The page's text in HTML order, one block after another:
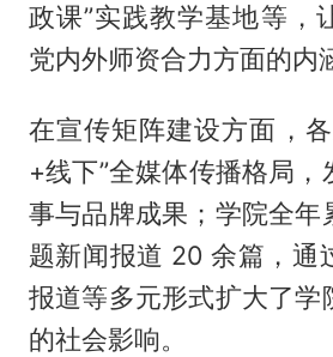
政课”实践教学基地等，
党内外师资合力方面的内
在宣传矩阵建设方面，
+线下”全媒体传播格局，
事与品牌成果；学院全年
题新闻报道 20 余篇，通
报道等多元形式扩大了学
的社会影响。